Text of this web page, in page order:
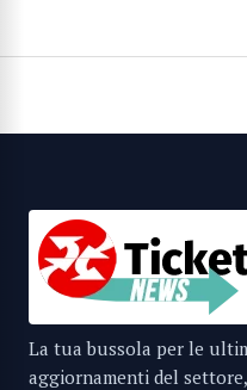
La tua bussola per le
aggiornamenti del